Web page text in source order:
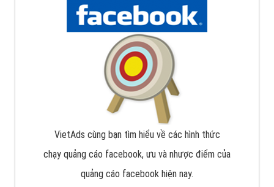
VietAds cùng bạn tìm hiểu về các hình thức
chạy quảng cáo facebook, ưu và nhược điểm của
quảng cáo facebook hiện nay.